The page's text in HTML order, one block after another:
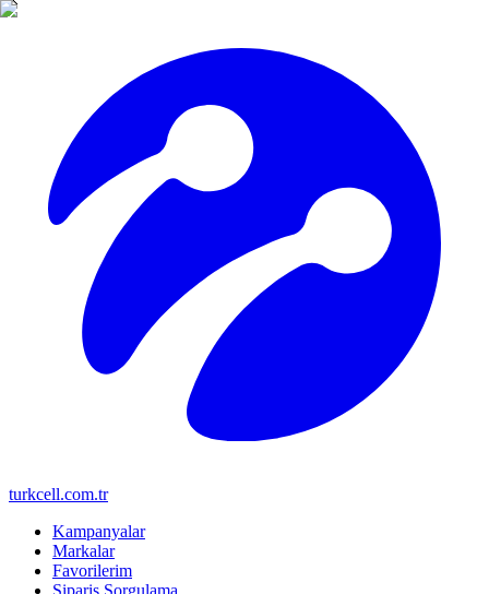
turkcell.com.tr
Kampanyalar
Markalar
Favorilerim
Sipariş Sorgulama